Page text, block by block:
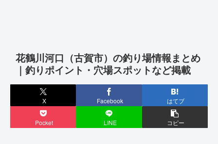
花鶴川河口（古賀市）の釣り場情報まとめ
｜釣りポイント・穴場スポットなど掲載
X Facebook はてブ
Pocket LINE コピー